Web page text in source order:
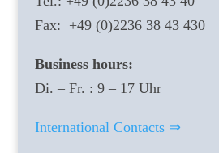
Fax: +49 (0)2236 38 43 430
Business hours:
Di. – Fr. : 9 – 17 Uhr
International Contacts ⇒